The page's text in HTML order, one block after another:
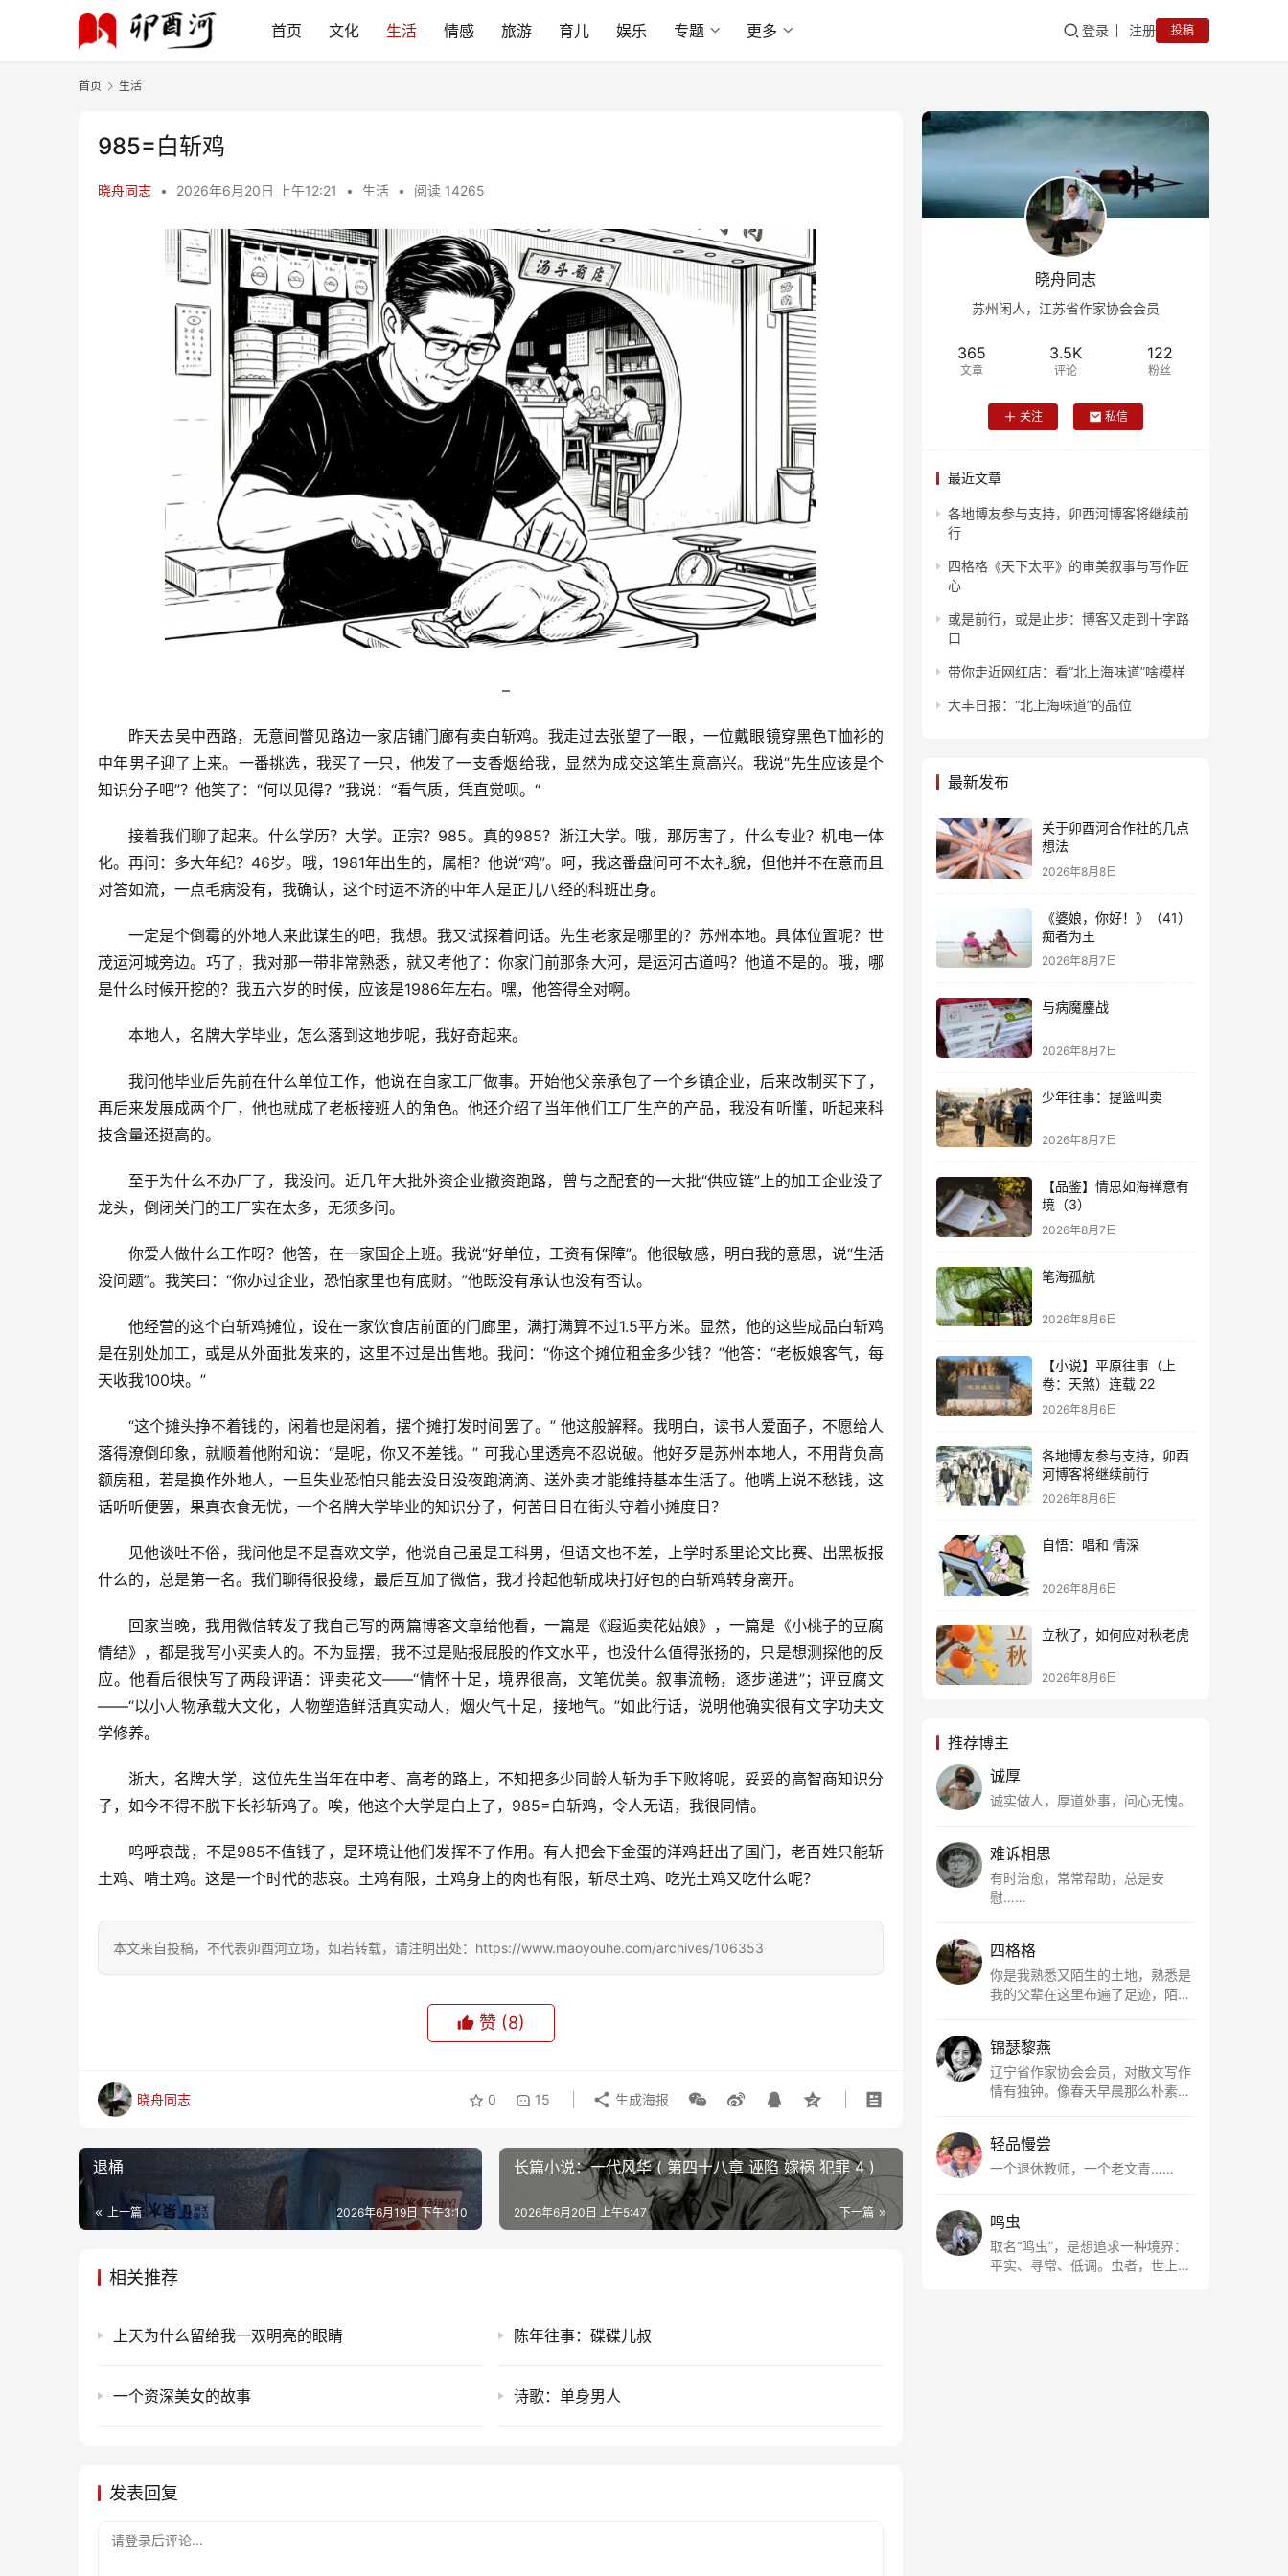
首页 文化 生活 情感 旅游 育儿 娱乐 专题 更多 登录 注册 投稿
首页 生活
985=白斩鸡
晓舟同志 • 2026年6月20日 上午12:21 • 生活 • 阅读 14265
–
昨天去吴中西路，无意间瞥见路边一家店铺门廊有卖白斩鸡。我走过去张望了一眼，一位戴眼镜穿黑色T恤衫的
中年男子迎了上来。一番挑选，我买了一只，他发了一支香烟给我，显然为成交这笔生意高兴。我说“先生应该是个
知识分子吧”？他笑了：“何以见得？”我说：“看气质，凭直觉呗。“
接着我们聊了起来。什么学历？大学。正宗？985。真的985？浙江大学。哦，那厉害了，什么专业？机电一体
化。再问：多大年纪？46岁。哦，1981年出生的，属相？他说“鸡”。呵，我这番盘问可不太礼貌，但他并不在意而且
对答如流，一点毛病没有，我确认，这个时运不济的中年人是正儿八经的科班出身。
一定是个倒霉的外地人来此谋生的吧，我想。我又试探着问话。先生老家是哪里的？苏州本地。具体位置呢？世
茂运河城旁边。巧了，我对那一带非常熟悉，就又考他了：你家门前那条大河，是运河古道吗？他道不是的。哦，哪
是什么时候开挖的？我五六岁的时候，应该是1986年左右。嘿，他答得全对啊。
本地人，名牌大学毕业，怎么落到这地步呢，我好奇起来。
我问他毕业后先前在什么单位工作，他说在自家工厂做事。开始他父亲承包了一个乡镇企业，后来改制买下了，
再后来发展成两个厂，他也就成了老板接班人的角色。他还介绍了当年他们工厂生产的产品，我没有听懂，听起来科
技含量还挺高的。
至于为什么不办厂了，我没问。近几年大批外资企业撤资跑路，曾与之配套的一大批“供应链”上的加工企业没了
龙头，倒闭关门的工厂实在太多，无须多问。
你爱人做什么工作呀？他答，在一家国企上班。我说“好单位，工资有保障”。他很敏感，明白我的意思，说“生活
没问题”。我笑曰：“你办过企业，恐怕家里也有底财。”他既没有承认也没有否认。
他经营的这个白斩鸡摊位，设在一家饮食店前面的门廊里，满打满算不过1.5平方米。显然，他的这些成品白斩鸡
是在别处加工，或是从外面批发来的，这里不过是出售地。我问：“你这个摊位租金多少钱？”他答：“老板娘客气，每
天收我100块。”
“这个摊头挣不着钱的，闲着也是闲着，摆个摊打发时间罢了。” 他这般解释。我明白，读书人爱面子，不愿给人
落得潦倒印象，就顺着他附和说：“是呢，你又不差钱。” 可我心里透亮不忍说破。他好歹是苏州本地人，不用背负高
额房租，若是换作外地人，一旦失业恐怕只能去没日没夜跑滴滴、送外卖才能维持基本生活了。他嘴上说不愁钱，这
话听听便罢，果真衣食无忧，一个名牌大学毕业的知识分子，何苦日日在街头守着小摊度日？
见他谈吐不俗，我问他是不是喜欢文学，他说自己虽是工科男，但语文也不差，上学时系里论文比赛、出黑板报
什么的，总是第一名。我们聊得很投缘，最后互加了微信，我才拎起他斩成块打好包的白斩鸡转身离开。
回家当晚，我用微信转发了我自己写的两篇博客文章给他看，一篇是《遐逅卖花姑娘》，一篇是《小桃子的豆腐
情结》，都是我写小买卖人的。不为显摆，我不过是贴报屁股的作文水平，也没什么值得张扬的，只是想测探他的反
应。他看后很快写了两段评语：评卖花文——“情怀十足，境界很高，文笔优美。叙事流畅，逐步递进”；评豆腐文
——“以小人物承载大文化，人物塑造鲜活真实动人，烟火气十足，接地气。”如此行话，说明他确实很有文字功夫文
学修养。
浙大，名牌大学，这位先生当年在中考、高考的路上，不知把多少同龄人斩为手下败将呢，妥妥的高智商知识分
子，如今不得不脱下长衫斩鸡了。唉，他这个大学是白上了，985=白斩鸡，令人无语，我很同情。
呜呼哀哉，不是985不值钱了，是环境让他们发挥不了作用。有人把会下金蛋的洋鸡赶出了国门，老百姓只能斩
土鸡、啃土鸡。这是一个时代的悲哀。土鸡有限，土鸡身上的肉也有限，斩尽土鸡、吃光土鸡又吃什么呢？
本文来自投稿，不代表卯酉河立场，如若转载，请注明出处：https://www.maoyouhe.com/archives/106353
赞 (8)
晓舟同志 0 15 生成海报
退桶
上一篇 2026年6月19日 下午3:10
长篇小说：一代风华 ( 第四十八章 诬陷 嫁祸 犯罪 4 )
下一篇
2026年6月20日 上午5:47
相关推荐
上天为什么留给我一双明亮的眼睛 陈年往事：碟碟儿叔
一个资深美女的故事 诗歌：单身男人
发表回复
请登录后评论...
晓舟同志
苏州闲人，江苏省作家协会会员
365
文章
3.5K
评论
122
粉丝
关注 私信
最近文章
各地博友参与支持，卯酉河博客将继续前
行
四格格《天下太平》的审美叙事与写作匠
心
或是前行，或是止步：博客又走到十字路
口
带你走近网红店：看“北上海味道”啥模样
大丰日报：“北上海味道”的品位
最新发布
关于卯酉河合作社的几点
想法
2026年8月8日
《婆娘，你好！》（41）
痴者为王
2026年8月7日
与病魔鏖战
2026年8月7日
少年往事：提篮叫卖
2026年8月7日
【品鉴】情思如海禅意有
境（3）
2026年8月7日
笔海孤航
2026年8月6日
【小说】平原往事（上
卷：天煞）连载 22
2026年8月6日
各地博友参与支持，卯酉
河博客将继续前行
2026年8月6日
自悟：唱和 情深
2026年8月6日
立秋了，如何应对秋老虎
2026年8月6日
推荐博主
诚厚
诚实做人，厚道处事，问心无愧。
难诉相思
有时治愈，常常帮助，总是安
慰……
四格格
你是我熟悉又陌生的土地，熟悉是
我的父辈在这里布遍了足迹，陌生
根所在，我用文字慢慢认识你、慢
慢熟悉你。
锦瑟黎燕
辽宁省作家协会会员，对散文写作
情有独钟。像春天早晨那么朴素，
轻品慢尝
一个退休教师，一个老文青……
鸣虫
取名“鸣虫”，是想追求一种境界：
平实、寻常、低调。虫者，世上最